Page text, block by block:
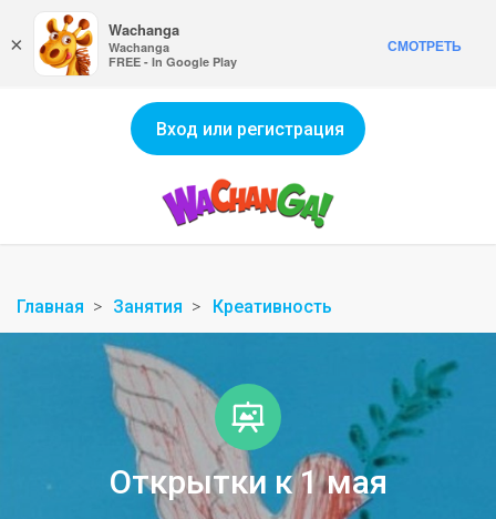
Вход или регистрация
Главная Занятия Креативность
Открытки к 1 мая
×
Wachanga
Wachanga
FREE - In Google Play
СМОТРЕТЬ